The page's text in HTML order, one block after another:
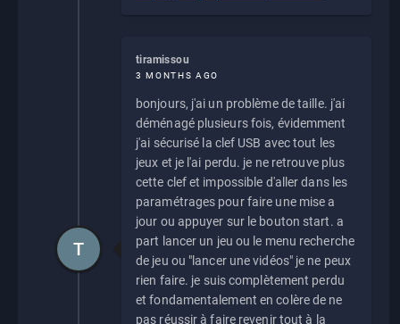
tiramissou
3 MONTHS AGO
bonjours, j'ai un problème de taille. j'ai
déménagé plusieurs fois, évidemment
j'ai sécurisé la clef USB avec tout les
jeux et je l'ai perdu. je ne retrouve plus
cette clef et impossible d'aller dans les
paramétrages pour faire une mise a
jour ou appuyer sur le bouton start. a
part lancer un jeu ou le menu recherche
de jeu ou "lancer une vidéos" je ne peux
rien faire. je suis complètement perdu
et fondamentalement en colère de ne
pas réussir à faire revenir tout à la
T